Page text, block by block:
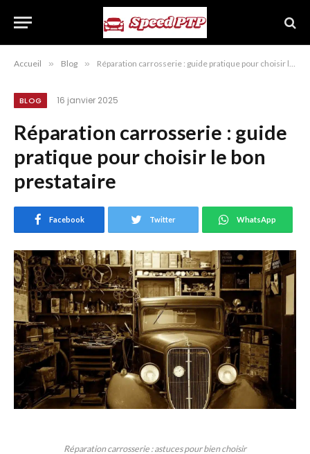
Accueil » Blog » Réparation carrosserie : guide pratique pour choisir le bon prestataire
BLOG 16 janvier 2025
Réparation carrosserie : guide
pratique pour choisir le bon
prestataire
Facebook Twitter WhatsApp
Réparation carrosserie : astuces pour bien choisir